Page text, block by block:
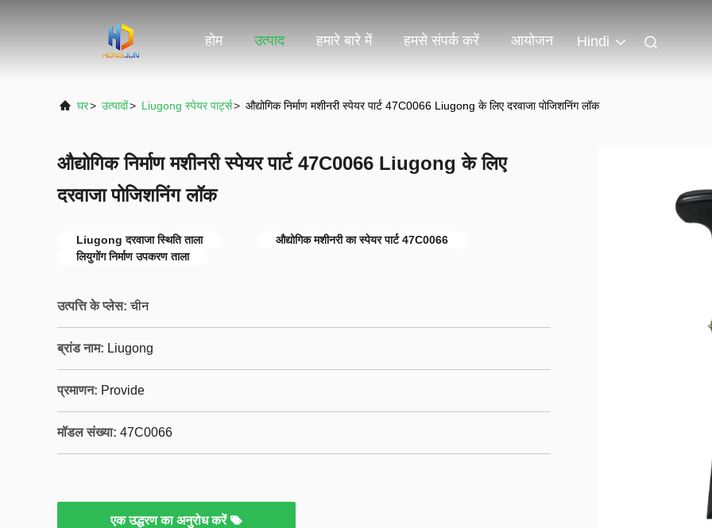
होम उत्पाद हमारे बारे में हमसे संपर्क करें आयोजन Hindi
घर> उत्पादों> Liugong स्पेयर पार्ट्स> औद्योगिक निर्माण मशीनरी स्पेयर पार्ट 47C0066 Liugong के लिए दरवाजा पोजिशनिंग लॉक
औद्योगिक निर्माण मशीनरी स्पेयर पार्ट 47C0066 Liugong के लिए
दरवाजा पोजिशनिंग लॉक
Liugong दरवाजा स्थिति ताला
औद्योगिक मशीनरी का स्पेयर पार्ट 47C0066
लियुगोंग निर्माण उपकरण ताला
उत्पत्ति के प्लेस: चीन
ब्रांड नाम: Liugong
प्रमाणन: Provide
मॉडल संख्या: 47C0066
एक उद्धरण का अनुरोध करें